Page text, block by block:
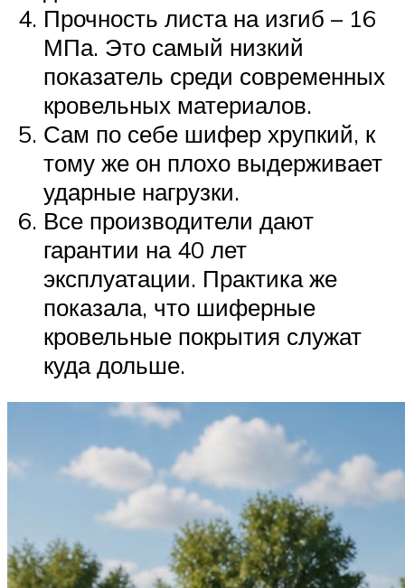
Прочность листа на изгиб – 16
МПа. Это самый низкий
показатель среди современных
кровельных материалов.
Сам по себе шифер хрупкий, к
тому же он плохо выдерживает
ударные нагрузки.
Все производители дают
гарантии на 40 лет
эксплуатации. Практика же
показала, что шиферные
кровельные покрытия служат
куда дольше.